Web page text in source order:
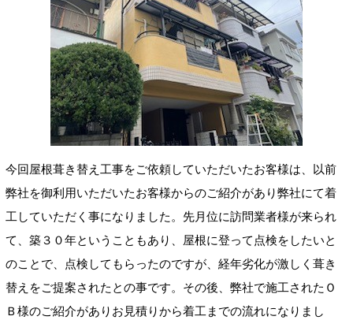
今回屋根葺き替え工事をご依頼していただいたお客様は、以前
弊社を御利用いただいたお客様からのご紹介があり弊社にて着
工していただく事になりました。先月位に訪問業者様が来られ
て、築３０年ということもあり、屋根に登って点検をしたいと
のことで、点検してもらったのですが、経年劣化が激しく葺き
替えをご提案されたとの事です。その後、弊社で施工されたＯ
Ｂ様のご紹介がありお見積りから着工までの流れになりまし